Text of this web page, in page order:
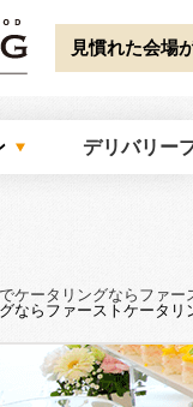
in/home/
見慣れた会場
デリバリー
ケータリングならファー
ならファーストケータリ